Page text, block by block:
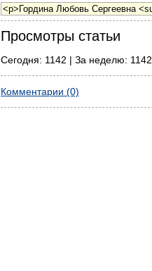
Просмотры статьи
Сегодня: 1142 | За неделю:
Комментарии (0)